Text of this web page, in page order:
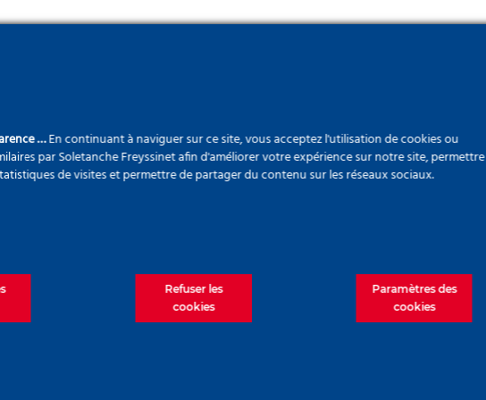
15 Sud
avec un RER, un métro ou un tramway
et 455 000 emplois
4 départements : le Val-de-Marne, les Hauts-de-
Seine-et-Marne
…En continuant à naviguer sur ce site, vous acceptez l'utilisation de cookies ou
par Soletanche Freyssinet afin d'améliorer votre expérience sur notre site, permettre
de visites et permettre de partager du contenu sur les réseaux sociaux.
Refuser les
cookies
Paramètres des
cookies